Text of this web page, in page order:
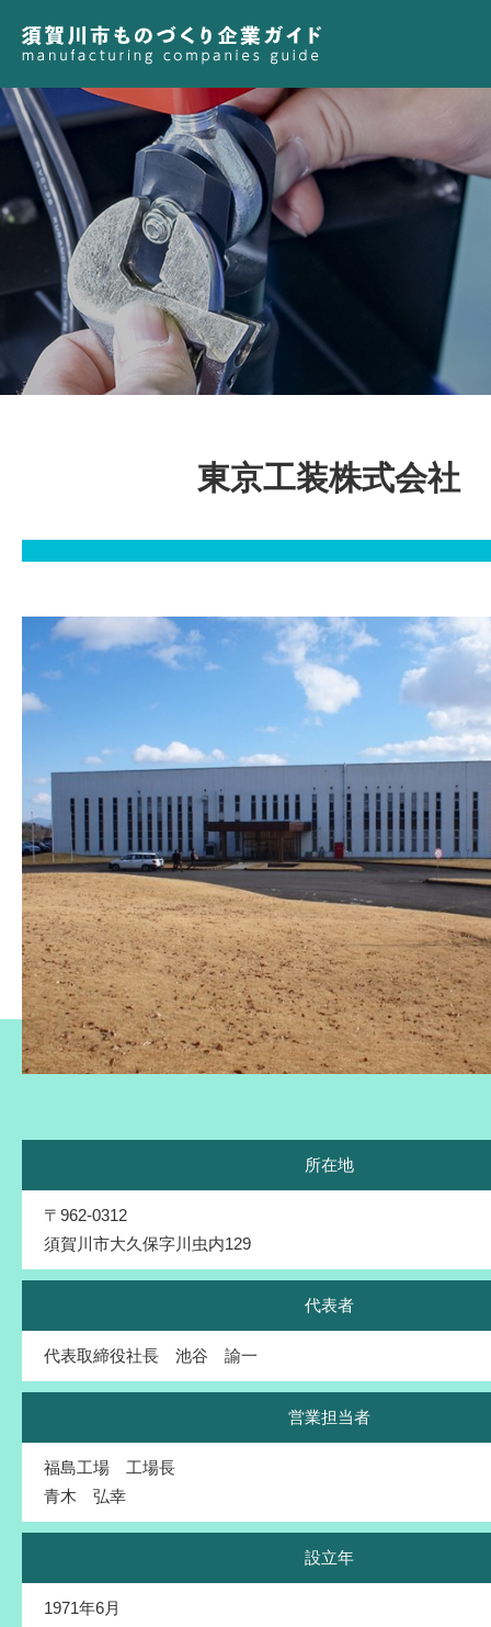
東京工装株式会社
所在地
〒962-0312
須賀川市大久保字川虫内129
代表者
代表取締役社長 池谷 諭一
営業担当者
福島工場 工場長
青木 弘幸
設立年
1971年6月